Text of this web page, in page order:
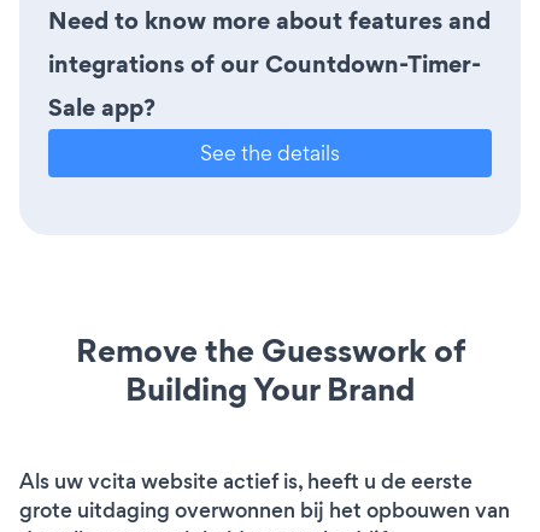
Need to know more about features and
integrations of our Countdown-Timer-
Sale app?
See the details
Remove the Guesswork of
Building Your Brand
Als uw vcita website actief is, heeft u de eerste
grote uitdaging overwonnen bij het opbouwen van